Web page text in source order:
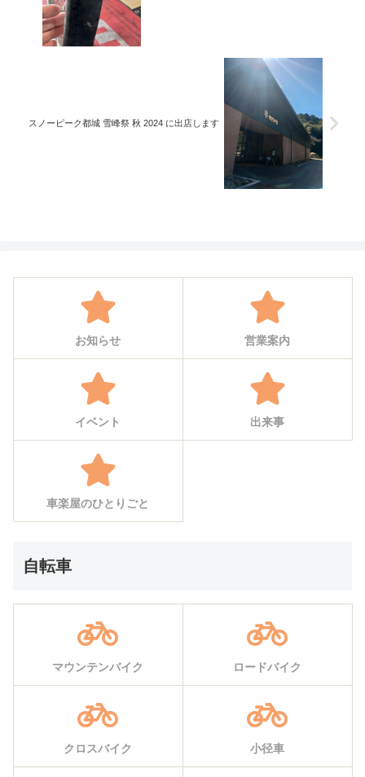
スノーピーク都城 雪峰祭 秋 2024 に出店します
お知らせ 営業案内
イベント 出来事
車楽屋のひとりごと
自転車
マウンテンバイク ロードバイク
クロスバイク 小径車